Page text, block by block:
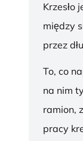
Krzesło
między
przez
To, co
na nim
ramion,
pracy